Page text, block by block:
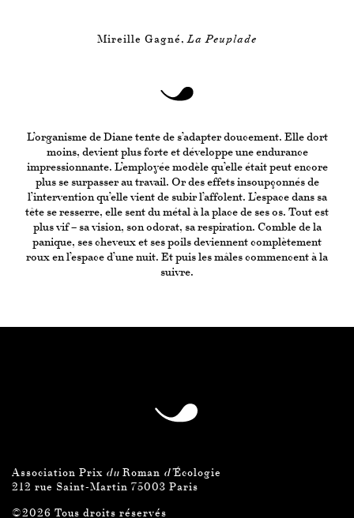
Mireille Gagné, La Peuplade
L’organisme de Diane tente de s’adapter doucement. Elle dort
moins, devient plus forte et développe une endurance
impressionnante. L’employée modèle qu’elle était peut encore
plus se surpasser au travail. Or des effets insoupçonnés de
l’intervention qu’elle vient de subir l’affolent. L’espace dans sa
tête se resserre, elle sent du métal à la place de ses os. Tout est
plus vif – sa vision, son odorat, sa respiration. Comble de la
panique, ses cheveux et ses poils deviennent complètement
roux en l’espace d’une nuit. Et puis les mâles commencent à la
suivre.
Association Prix du Roman d’Écologie
212 rue Saint-Martin 75003 Paris
©2026 Tous droits réservés